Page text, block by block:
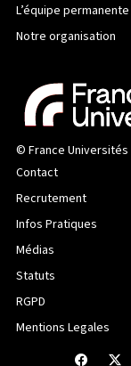
L’équipe permanente
Notre organisation
© France Universités
Contact
Recrutement
Infos Pratiques
Médias
Statuts
RGPD
Mentions Legales